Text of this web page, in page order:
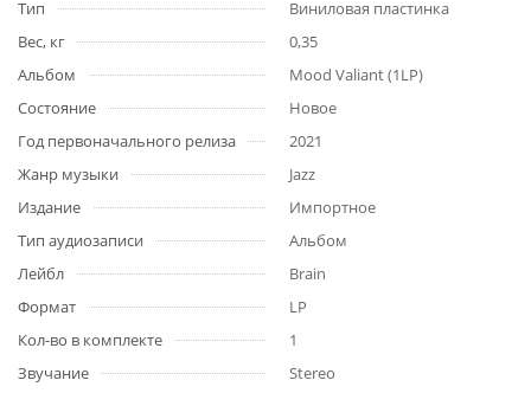
Тип
Виниловая пластинка
Вес, кг
0,35
Альбом
Mood Valiant (1LP)
Состояние
Новое
Год первоначального релиза
2021
Жанр музыки
Jazz
Издание
Импортное
Тип аудиозаписи
Альбом
Лейбл
Brain
Формат
LP
Кол-во в комплекте
1
Звучание
Stereo